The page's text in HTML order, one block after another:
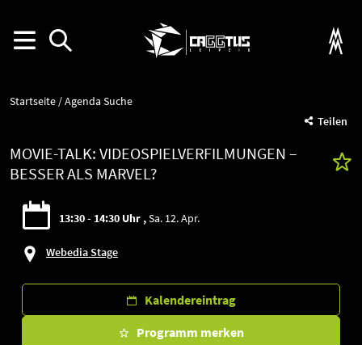
Startseite
Agenda Suche
Teilen
MOVIE-TALK: VIDEOSPIELVERFILMUNGEN –
BESSER ALS MARVEL?
13:30 - 14:30 Uhr Sa. 12. Apr.
Webedia Stage
Kalendereintrag
Programm merken